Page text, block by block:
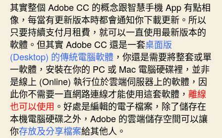
其實整個 Adobe CC 的概念跟智慧手機 App 有點相
像，每當有更新版本時都會通知你下載更新。所以
只要持續支付月租費，就可以一直使用最新版本的
軟體。但其實 Adobe CC 還是一套桌面版
(Desktop) 的傳統電腦軟體 ，你還是需要將整套或單
一軟體，安裝在你的 PC 或 Mac 電腦硬碟裡，並非
是線上 (Online) 執行位於雲端伺服器上的軟體，因
此你不需要一直網路連線才能使用這套軟體， 離線
也可以使用 。好處是編輯的電子檔案，除了儲存在
本機電腦硬碟之外，Adobe 的雲端儲存空間可以讓
你存放及分享檔案給其他人。